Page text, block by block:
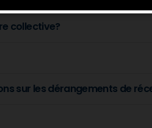
collective?
sur les dérangements de